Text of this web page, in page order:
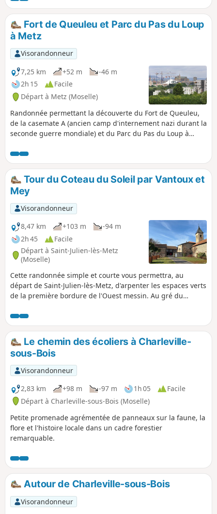
rejoindrez le village de Peltre et ses fameux
vergers, où vous aurez l'occasion de faire
une cueillette en fonction de la saison et de
vos envies. Ce village a été couronné en
2020 et 2021 au classement des communes
de moins de 2000 habitants où il fait bon
vivre. Vous reviendrez ensuite vers le
quartier du Technopole en parcourant les
allées des lacs Ariane et Symphonie, deux
réserves de biodiversité.
Fort de Queuleu et Parc du Pas du Loup
à Metz
Visorandonneur
7,25 km
+52 m
-46 m
2h 15
Facile
Départ à Metz (Moselle)
Randonnée permettant la découverte du Fort de Queuleu,
de la casemate A (ancien camp d'internement nazi durant la
seconde guerre mondiale) et du Parc du Pas du Loup à
une fois à l'extérieur, les chemins sont beaucoup moins
praticables. Problème d'accessibilité au fort juillet 2023, voir
les avisTour du Coteau du Soleil par Vantoux et
Mey
Visorandonneur
8,47 km
+103 m
-94 m
2h 45
Facile
Départ à Saint-Julien-lès-Metz
(Moselle)
Cette randonnée simple et courte vous permettra, au
départ de Saint-Julien-lès-Metz, d'arpenter les espaces verts
de la première bordure de l'Ouest messin. Au gré du
quartiers de Vallières et de la Corchade, jusqu'à arriver au
bucolique village de Vantoux. Après un passage par l'église
de Mey (XIIe siècle) et son village typique, vous reviendrez
sur Saint-Julien-lès-Metz à travers champs avec une belle
vue sur l’agglomération messine.
Le chemin des écoliers à Charleville-
sous-Bois
Visorandonneur
2,83 km
+98 m -97 m 1h 05
Facile
Départ à Charleville-sous-Bois (Moselle)
Petite promenade agrémentée de panneaux sur la faune, la
flore et l'histoire locale dans un cadre forestier
remarquable.
Autour de Charleville-sous-Bois
Visorandonneur